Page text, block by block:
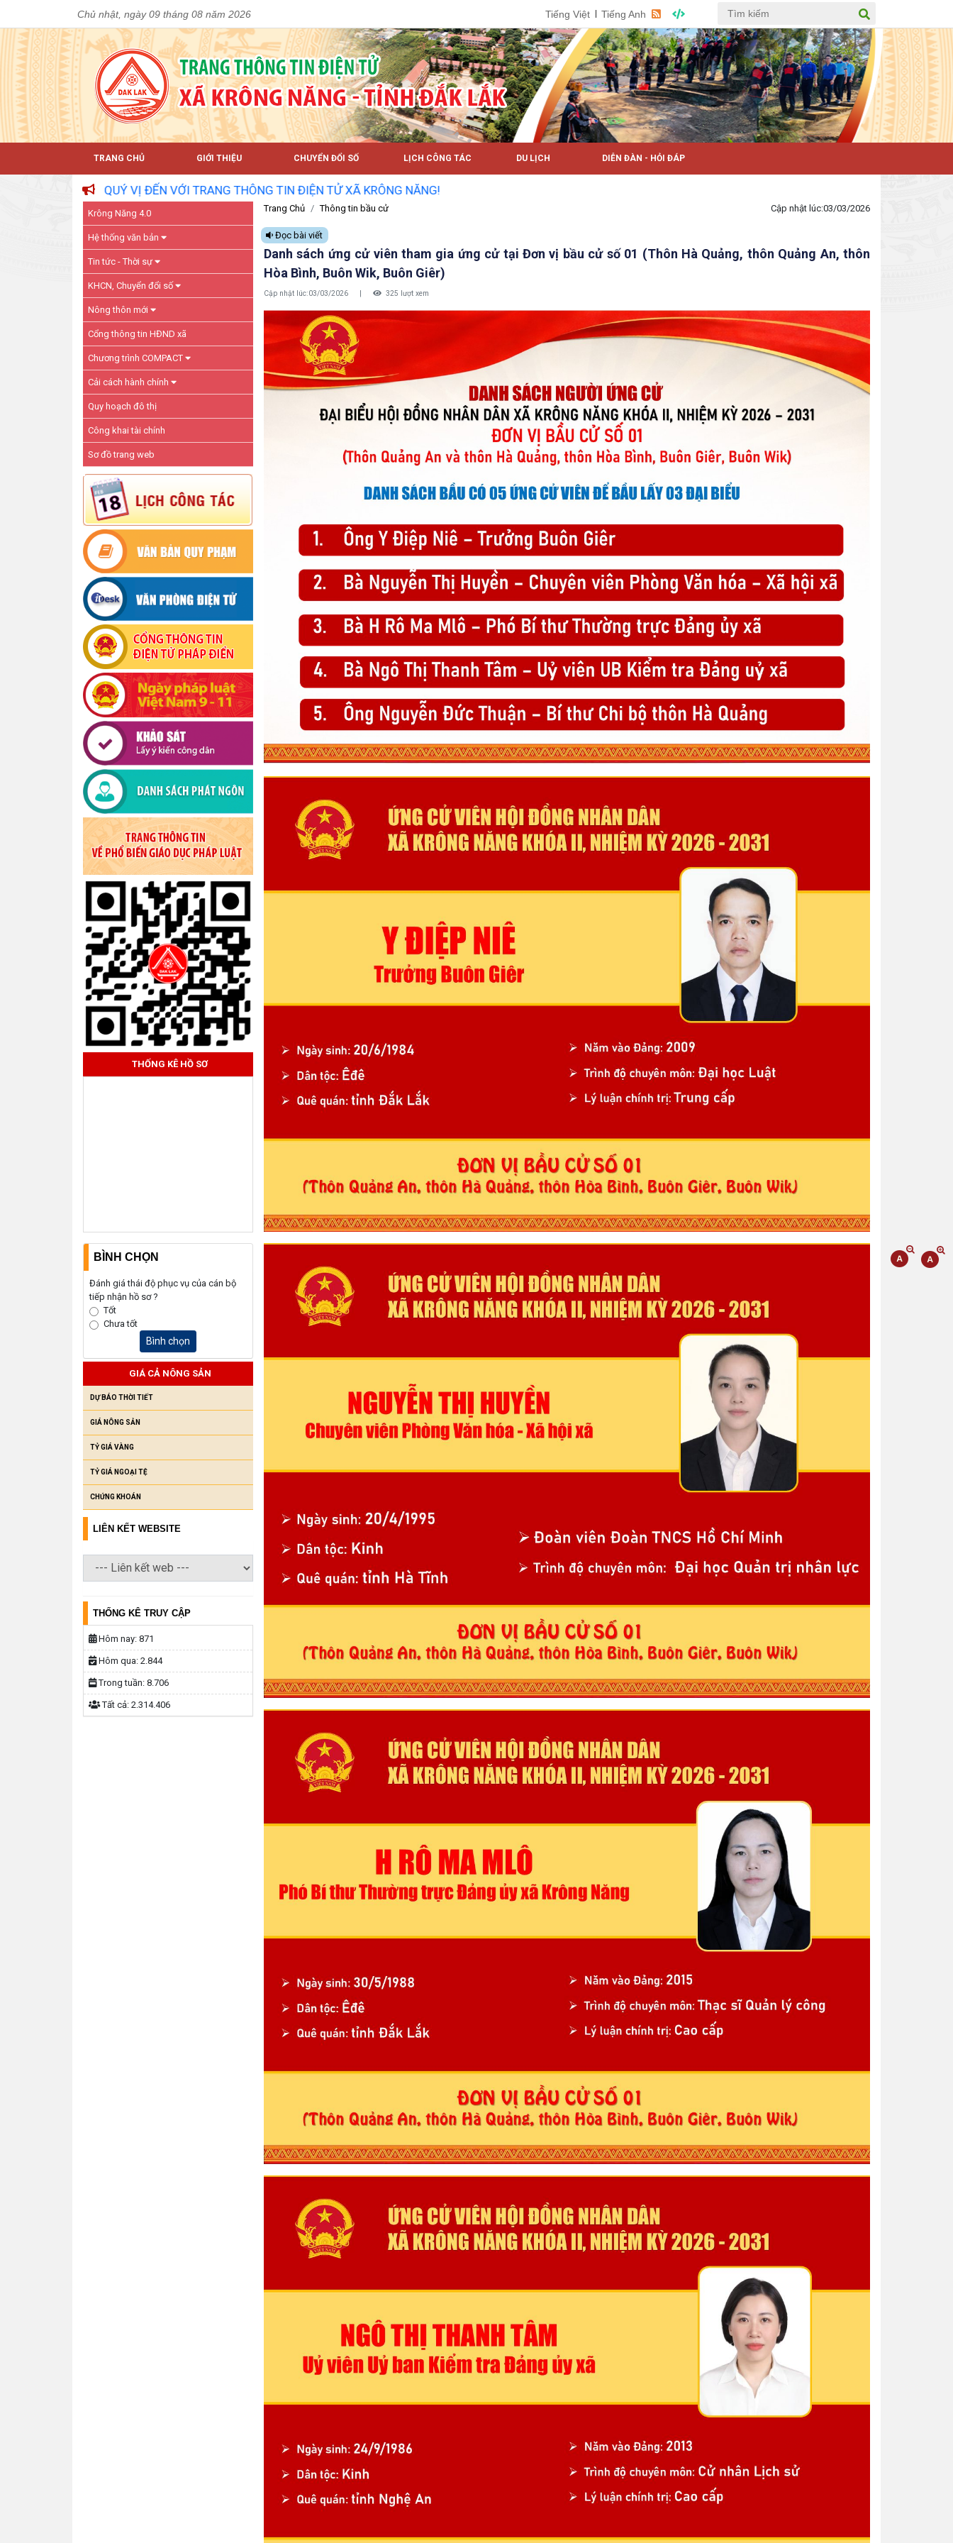
Chủ nhật, ngày 09 tháng 08 năm 2026 Tiếng Việt Tiếng Anh
TRANG CHỦ GIỚI THIỆU CHUYỂN ĐỔI SỐ LỊCH CÔNG TÁC DU LỊCH DIỄN ĐÀN - HỎI ĐÁP
VỊ ĐẾN VỚI TRANG THÔNG TIN ĐIỆN TỬ XÃ KRÔNG NĂNG!
Krông Năng 4.0
Hệ thống văn bản
Tin tức - Thời sự
KHCN, Chuyển đổi số
Nông thôn mới
Cổng thông tin HĐND xã
Chương trình COMPACT
Cải cách hành chính
Quy hoạch đô thị
Công khai tài chính
Sơ đồ trang web
THỐNG KÊ HỒ SƠ
BÌNH CHỌN
Đánh giá thái độ phục vụ của cán bộ
tiếp nhận hồ sơ ?
Tốt
Chưa tốt
Bình chọn
GIÁ CẢ NÔNG SẢN
DỰ BÁO THỜI TIẾT
GIÁ NÔNG SẢN
TỶ GIÁ VÀNG
TỶ GIÁ NGOẠI TỆ
CHỨNG KHOÁN
LIÊN KẾT WEBSITE
THỐNG KÊ TRUY CẬP
Hôm nay: 871
Hôm qua: 2.844
Trong tuần: 8.706
Tất cả: 2.314.406
Trang Chủ Thông tin bầu cử Cập nhật lúc:03/03/2026
Đọc bài viết
Danh sách ứng cử viên tham gia ứng cử tại Đơn vị bầu cử số 01 (Thôn Hà Quảng, thôn Quảng An, thôn
Hòa Bình, Buôn Wik, Buôn Giêr)
Cập nhật lúc:03/03/2026 325 lượt xem